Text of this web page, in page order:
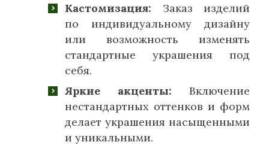
Кастомизация: Заказ изделий
по индивидуальному дизайну
или возможность изменять
стандартные украшения под
себя.
Яркие акценты: Включение
нестандартных оттенков и форм
делает украшения насыщенными
и уникальными.